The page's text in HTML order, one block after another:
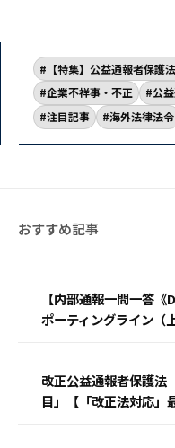
【特集】公益通報者保
企業不祥事・不正
公
注目記事
海外法律法令
【内部通報一問一答
ポーティングライン（
改正公益通報者保護法
目」【「改正法対応」